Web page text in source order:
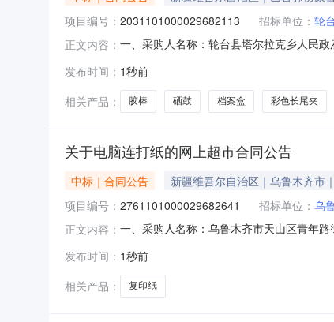
项目编号： 2031101000029682113 招标单位： 轮
正文内容： 一、采购人名称：轮台县塔尔拉克乡人民
2031101000029682113五、合同编号：
10.006.5652得力T2硒鼓得力/deliT2支
发布时间： 1秒前
相关产品：
胶棒 硒鼓 档案盒 彩色长尾夹
关于电脑连打纸的网上超市合同公告
中标｜合同公告 新疆维吾尔自治区｜乌鲁木齐市
项目编号： 2761101000029682641 招标单位： 乌
正文内容： 一、采购人名称：乌鲁木齐市天山区青年
纸a度70g复印纸箱6.00145870服务要求或
发布时间： 1秒前
相关产品：
复印纸